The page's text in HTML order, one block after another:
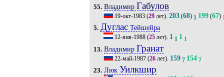
55. Владимир Габулов
19-окт-1983(29лет). 203(68) 1 199(67)
5. ДугласТейшейра
12-янв-1988(25лет). 1 1 1 1
13. Владимир Гранат
22-май-1987(26лет). 159 7 154 7
23. Люк Уилкшир